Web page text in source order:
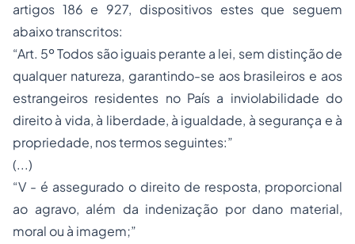
artigos 186 e 927, dispositivos estes que seguem
abaixo transcritos:
“Art. 5º Todos são iguais perante a lei, sem distinção de
qualquer natureza, garantindo-se aos brasileiros e aos
estrangeiros residentes no País a inviolabilidade do
direito à vida, à liberdade, à igualdade, à segurança e à
propriedade, nos termos seguintes:”
(...)
“V - é assegurado o direito de resposta, proporcional
ao agravo, além da indenização por dano material,
moral ou à imagem;”